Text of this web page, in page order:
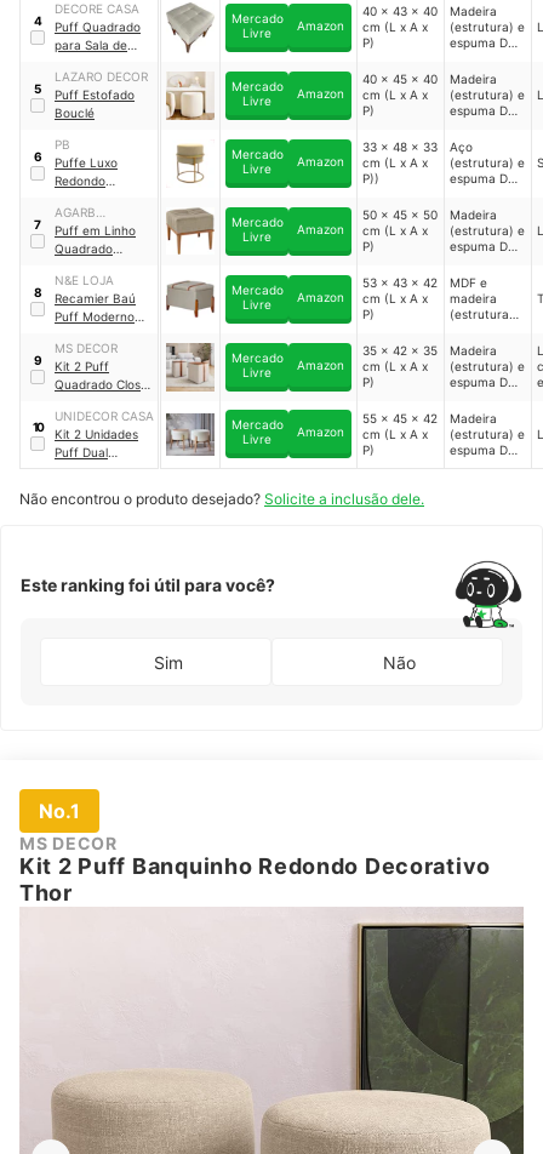
Resistente
4
DECORE CASA
Puff Quadrado
para Sala de
Mercado
Livre
Amazon
40 x 43 x 40
cm (L x A x
P)
Madeira
(estrutura) e
espuma D-
5
LAZARO DECOR
Puff Estofado
Bouclé
Mercado
Livre
Amazon
40 x 45 x 40
cm (L x A x
P)
Madeira
(estrutura) e
espuma D-
6
PB
Puffe Luxo
Redondo
Moderno
Mercado
Livre
Amazon
33 x 48 x 33
cm (L x A x
P))
Aço
(estrutura) e
espuma D-
7
AGARB
ESTOFADOS
Puff em Linho
Quadrado
Decor｜
AG02.027.069
Mercado
Livre
Amazon
50 x 45 x 50
cm (L x A x
P)
Madeira
(estrutura) e
espuma D-
8
N&E LOJA
Recamier Baú
Puff Moderno
Mercado
Livre
Amazon
53 x 43 x 42
cm (L x A x
P)
MDF e
madeira
(estrutura) e
26 (assento)
9
MS DECOR
Kit 2 Puff
Quadrado Closet
Caramelo Linho
Premium
Mercado
Livre
Amazon
35 x 42 x 35
cm (L x A x
P)
Madeira
(estrutura) e
espuma D-
10
UNIDECOR CASA
Kit 2 Unidades
Puff Dual
Transforma em
de Pé
Mercado
Livre
Amazon
55 x 45 x 42
cm (L x A x
P)
Madeira
(estrutura) e
espuma D-
23 (assento)
Não encontrou o produto desejado? Solicite a inclusão dele.
Este ranking foi útil para você?
Sim Não
No.1
MS DECOR
Kit 2 Puff Banquinho Redondo Decorativo
Thor